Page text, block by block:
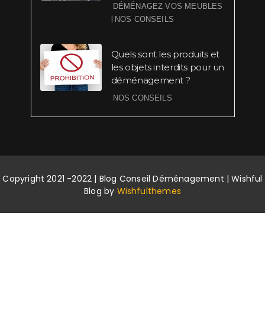
DÉMÉNAGEZ VOS MEUBLES
| NOS CONSEILS
Quels sont les produits et
les objets interdits pour un
déménagement ?
NOS CONSEILS
Copyright 2021 -2022 | Blog Conseil Déménagement | Wishful
Blog by Wishfulthemes